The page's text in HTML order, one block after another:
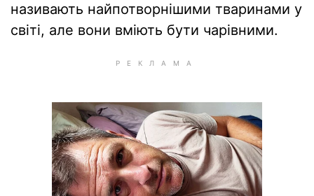
називають найпотворнішими тваринами у
світі, але вони вміють бути чарівними.